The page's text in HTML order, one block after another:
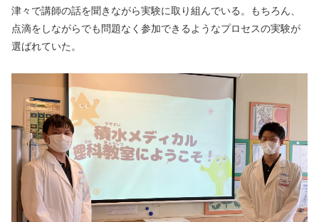
津々で講師の話を聞きながら実験に取り組んでいる。もちろん、
点滴をしながらでも問題なく参加できるようなプロセスの実験が
選ばれていた。